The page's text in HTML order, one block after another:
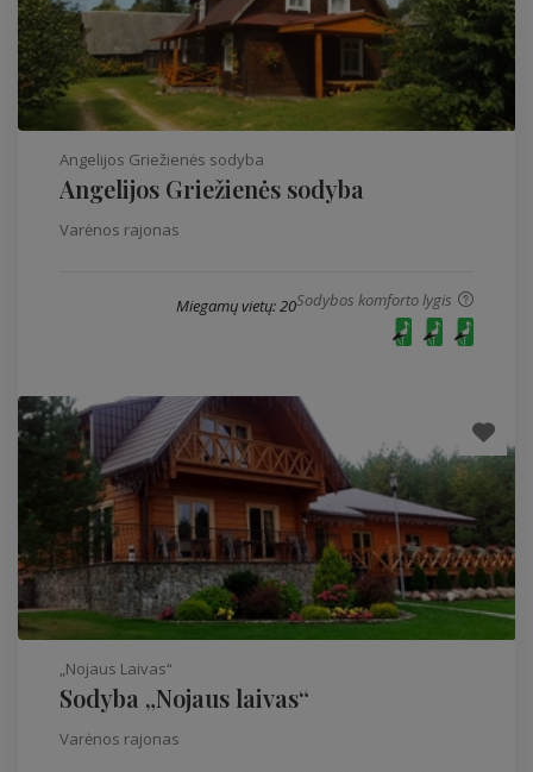
Angelijos Griežienės sodyba
Angelijos Griežienės sodyba
Varėnos rajonas
Sodybos komforto lygis
Miegamų vietų: 20
„Nojaus Laivas“
Sodyba „Nojaus laivas“
Varėnos rajonas